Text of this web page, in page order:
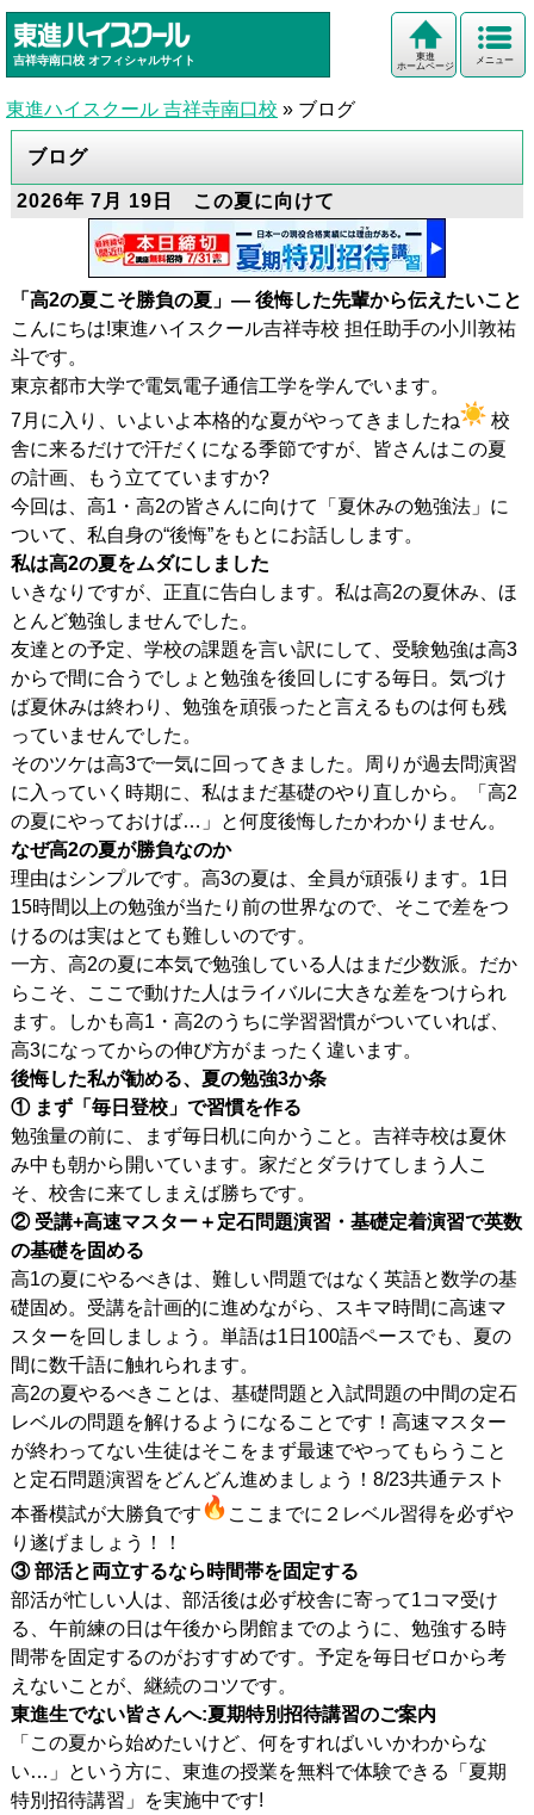
吉祥寺南口校 オフィシャルサイト メニュー
東進
ホームページ
東進ハイスクール 吉祥寺南口校 » ブログ
ブログ
2026年 7月 19日 この夏に向けて
「高2の夏こそ勝負の夏」— 後悔した先輩から伝えたいこと
こんにちは!東進ハイスクール吉祥寺校 担任助手の小川敦祐
斗です。
東京都市大学で電気電子通信工学を学んでいます。
7月に入り、いよいよ本格的な夏がやってきましたね
校
舎に来るだけで汗だくになる季節ですが、皆さんはこの夏
の計画、もう立てていますか?
今回は、高1・高2の皆さんに向けて「夏休みの勉強法」に
ついて、私自身の“後悔”をもとにお話しします。
私は高2の夏をムダにしました
いきなりですが、正直に告白します。私は高2の夏休み、ほ
とんど勉強しませんでした。
友達との予定、学校の課題を言い訳にして、受験勉強は高3
からで間に合うでしょと勉強を後回しにする毎日。気づけ
ば夏休みは終わり、勉強を頑張ったと言えるものは何も残
っていませんでした。
そのツケは高3で一気に回ってきました。周りが過去問演習
に入っていく時期に、私はまだ基礎のやり直しから。「高2
の夏にやっておけば…」と何度後悔したかわかりません。
なぜ高2の夏が勝負なのか
理由はシンプルです。高3の夏は、全員が頑張ります。1日
15時間以上の勉強が当たり前の世界なので、そこで差をつ
けるのは実はとても難しいのです。
一方、高2の夏に本気で勉強している人はまだ少数派。だか
らこそ、ここで動けた人はライバルに大きな差をつけられ
ます。しかも高1・高2のうちに学習習慣がついていれば、
高3になってからの伸び方がまったく違います。
後悔した私が勧める、夏の勉強3か条
① まず「毎日登校」で習慣を作る
勉強量の前に、まず毎日机に向かうこと。吉祥寺校は夏休
み中も朝から開いています。家だとダラけてしまう人こ
そ、校舎に来てしまえば勝ちです。
② 受講+高速マスター＋定石問題演習・基礎定着演習で英数
の基礎を固める
高1の夏にやるべきは、難しい問題ではなく英語と数学の基
礎固め。受講を計画的に進めながら、スキマ時間に高速マ
スターを回しましょう。単語は1日100語ペースでも、夏の
間に数千語に触れられます。
高2の夏やるべきことは、基礎問題と入試問題の中間の定石
レベルの問題を解けるようになることです！高速マスター
が終わってない生徒はそこをまず最速でやってもらうこと
と定石問題演習をどんどん進めましょう！8/23共通テスト
本番模試が大勝負です
ここまでに２レベル習得を必ずや
り遂げましょう！！
③ 部活と両立するなら時間帯を固定する
部活が忙しい人は、部活後は必ず校舎に寄って1コマ受け
る、午前練の日は午後から閉館までのように、勉強する時
間帯を固定するのがおすすめです。予定を毎日ゼロから考
えないことが、継続のコツです。
東進生でない皆さんへ:夏期特別招待講習のご案内
「この夏から始めたいけど、何をすればいいかわからな
い…」という方に、東進の授業を無料で体験できる「夏期
特別招待講習」を実施中です!